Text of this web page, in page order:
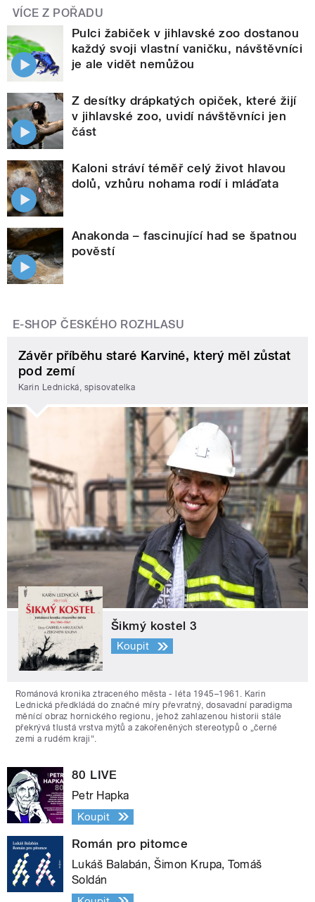
VÍCE Z POŘADU
Pulci žabiček v jihlavské zoo dostanou
každý svoji vlastní vaničku, návštěvníci
je ale vidět nemůžou
Z desítky drápkatých opiček, které žijí
v jihlavské zoo, uvidí návštěvníci jen
část
Kaloni stráví téměř celý život hlavou
dolů, vzhůru nohama rodí i mláďata
Anakonda – fascinující had se špatnou
pověstí
E-SHOP ČESKÉHO ROZHLASU
Závěr příběhu staré Karviné, který měl zůstat
pod zemí
Karin Lednická, spisovatelka
Šikmý kostel 3
Koupit
Románová kronika ztraceného města - léta 1945–1961. Karin
Lednická předkládá do značné míry převratný, dosavadní paradigma
měnící obraz hornického regionu, jehož zahlazenou historii stále
překrývá tlustá vrstva mýtů a zakořeněných stereotypů o „černé
zemi a rudém kraji“.
80 LIVE
Petr Hapka
Koupit
Román pro pitomce
Lukáš Balabán, Šimon Krupa, Tomáš
Soldán